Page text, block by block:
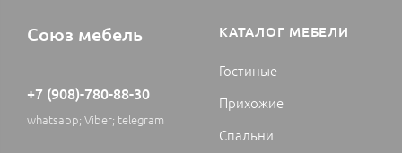
Союз мебель
+7 (908)-780-88-30
whatsapp; Viber; telegram
КАТАЛОГ МЕБЕЛИ
Гостиные
Прихожие
Спальни